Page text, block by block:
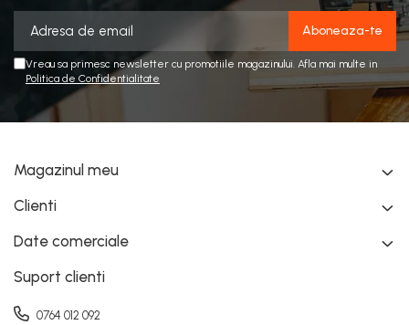
Vreau sa primesc newsletter cu promotiile magazinului. Afla mai multe in
Politica de Confidentialitate
Magazinul meu
Clienti
Date comerciale
Suport clienti
0764 012 092